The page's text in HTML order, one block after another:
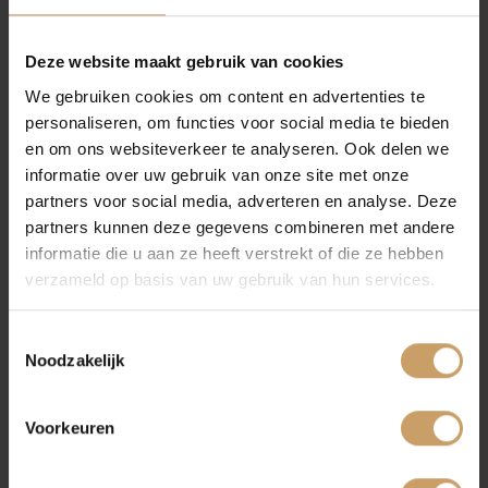
Deze website maakt gebruik van cookies
We gebruiken cookies om content en advertenties te
personaliseren, om functies voor social media te bieden
en om ons websiteverkeer te analyseren. Ook delen we
informatie over uw gebruik van onze site met onze
partners voor social media, adverteren en analyse. Deze
partners kunnen deze gegevens combineren met andere
informatie die u aan ze heeft verstrekt of die ze hebben
verzameld op basis van uw gebruik van hun services.
Noodzakelijk
Voorkeuren
en/of meer handige tips? Volg ons dan op onze
PAGINA DELEN:
Financiering
Autoverzekeringen
Verkoop
Auto onderhoud
Over Autobedrijf De Baaij